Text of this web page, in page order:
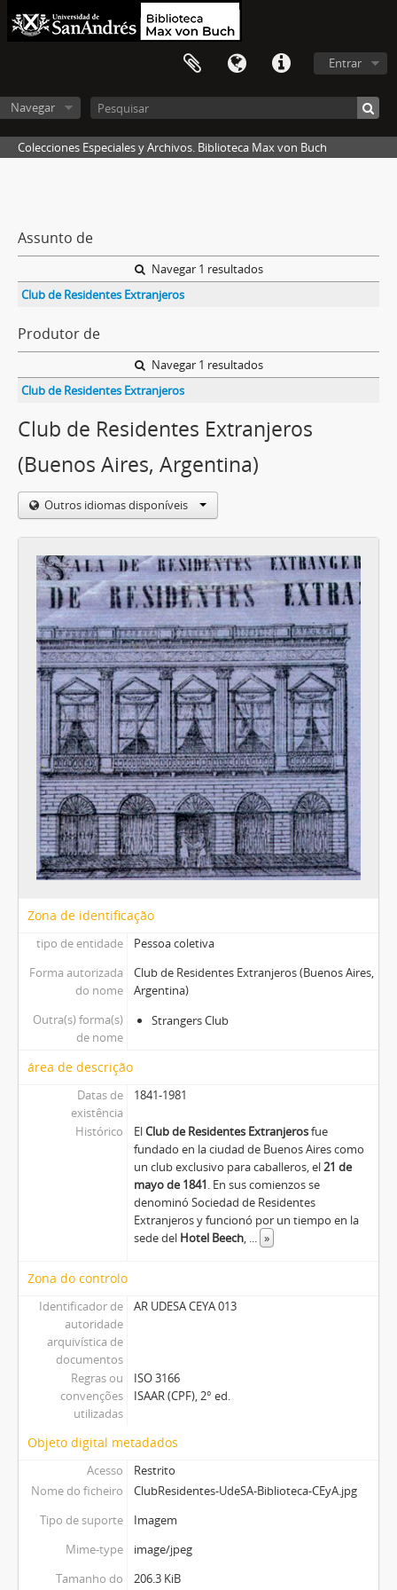
Entrar
Navegar
Colecciones Especiales y Archivos. Biblioteca Max von Buch
Assunto de
Navegar 1 resultados
Club de Residentes Extranjeros
Produtor de
Navegar 1 resultados
Club de Residentes Extranjeros
Club de Residentes Extranjeros
(Buenos Aires, Argentina)
Outros idiomas disponíveis
Zona de identificação
tipo de entidade
Pessoa coletiva
Forma autorizada
do nome
Club de Residentes Extranjeros (Buenos Aires,
Argentina)
Outra(s) forma(s)
de nome
Strangers Club
área de descrição
Datas de
existência
1841-1981
Histórico ElClub de Residentes Extranjerosfue
fundado en la ciudad de Buenos Aires como
un club exclusivo para caballeros, el21 de
mayo de 1841. En sus comienzos se
denominó Sociedad de Residentes
Extranjeros y funcionó por un tiempo en la
sede del Hotel Beech, ... »
Zona do controlo
Identificador de
autoridade
arquivística de
documentos
AR UDESA CEYA 013
Regras ou
convenções
utilizadas
ISO 3166
ISAAR (CPF), 2° ed.
Objeto digital metadados
Acesso
Restrito
Nome do ficheiro
ClubResidentes-UdeSA-Biblioteca-CEyA.jpg
Tipo de suporte
Imagem
Mime-type
image/jpeg
Tamanho do
206.3 KiB